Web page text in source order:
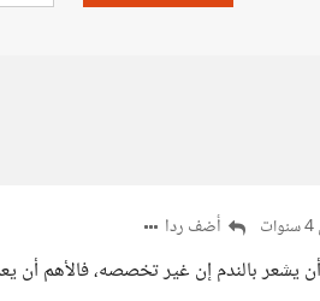
أضف ردا
بالندم إن غير تخصصه، فالأهم أن